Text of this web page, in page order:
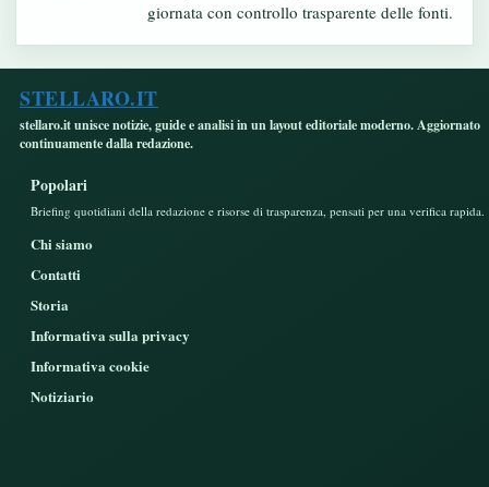
giornata con controllo trasparente delle fonti.
STELLARO.IT
stellaro.it unisce notizie, guide e analisi in un layout editoriale moderno. Aggiornato
continuamente dalla redazione.
Popolari
Briefing quotidiani della redazione e risorse di trasparenza, pensati per una verifica rapida.
Chi siamo
Contatti
Storia
Informativa sulla privacy
Informativa cookie
Notiziario